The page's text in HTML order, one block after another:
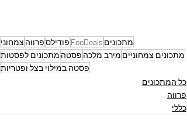
מתכונים FooDeals פודילספרווה צמחוני
מתכונים צמחוניים מירב מלכה פסטה מתכונים לפסטות
פסטה במילוי בצל ופטריות
כל המתכונים
פרווה
כללי